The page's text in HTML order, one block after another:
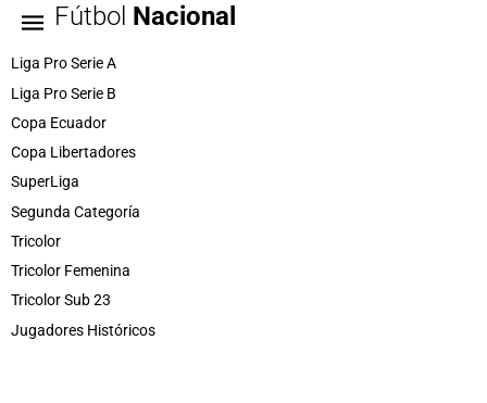
Fútbol Nacional
Liga Pro Serie A
Liga Pro Serie B
Copa Ecuador
Copa Libertadores
SuperLiga
Segunda Categoría
Tricolor
Tricolor Femenina
Tricolor Sub 23
Jugadores Históricos